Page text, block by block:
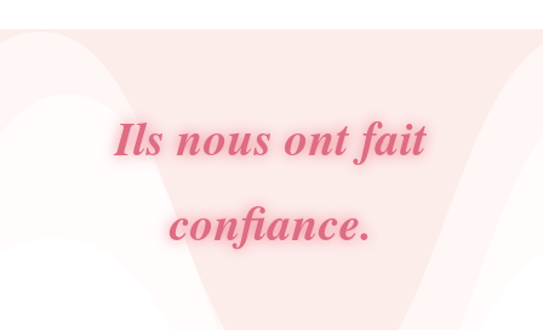
Ils nous ont fait
confiance.